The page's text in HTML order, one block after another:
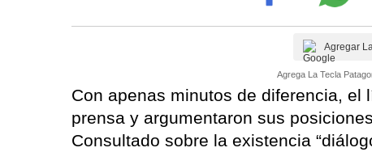
Agregar
Agrega La Tecla
Con apenas minutos de diferencia,
prensa y argumentaron sus
Consultado sobre la existencia